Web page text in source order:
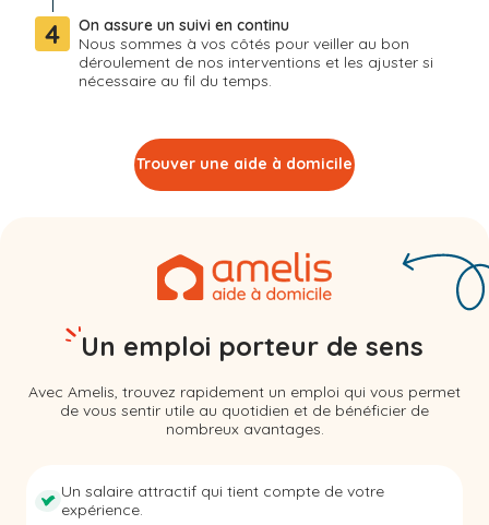
4
On assure un suivi en continu
Nous sommes à vos côtés pour veiller au bon
déroulement de nos interventions et les ajuster si
nécessaire au fil du temps.
Trouver une aide à domicile
Un emploi porteur de sens
Avec Amelis, trouvez rapidement un emploi qui vous permet
de vous sentir utile au quotidien et de bénéficier de
nombreux avantages.
Un salaire attractif qui tient compte de votre
expérience.